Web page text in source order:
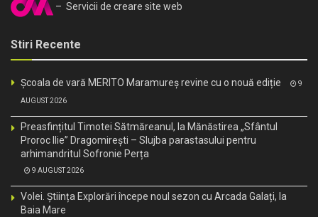
– Servicii de creare site web
Stiri Recente
Școala de vară MERITO Maramureș revine cu o nouă ediție 9
AUGUST 2026
Preasfințitul Timotei Sătmăreanul, la Mănăstirea „Sfântul
Proroc Ilie” Dragomirești – Slujba parastasului pentru
arhimandritul Sofronie Perța
9 AUGUST 2026
Volei. Știința Explorări începe noul sezon cu Arcada Galați, la
Baia Mare